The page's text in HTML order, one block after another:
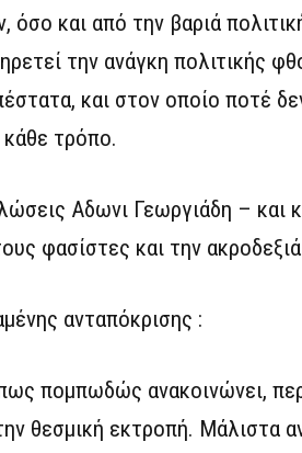
και από την βαριά
την ανάγκη πολιτικής
και στον οποίο ποτέ
κάθε τρόπο.
Αδωνι Γεωργιάδη – και
φασίστες και την
ανταπόκρισης :
πομπωδώς ανακοινώνει,
θεσμική εκτροπή. Μάλιστα